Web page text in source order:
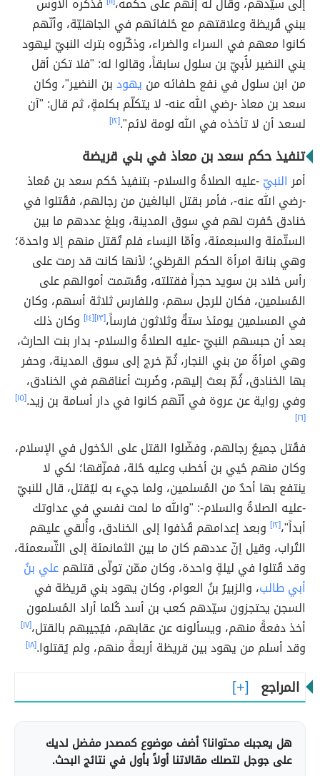
ببني قُريظة وعلاقتهم مع حُلفائهم في الجاهليّة، وأنّهم
كانوا معهم في السراء والضراء، وذكّروه بترك النبيّ ليهود
بني النضير لأُبيّ بن سلول سابقاً، وقالوا له: "فلا تكن أقل
من ابن سلول في نفع حلفائه من يهودبن النضير"، وكان
سعد بن معاذ -رضي الله عنه- لا يتكلّم بكلمةٍ، ثم قال: "آن
لسعد أن لا تأخذه في الله لومة لائم".[١٢]
تنفيذ حكم سعد بن معاذ في بني قريضة
أمرالنبيّ-عليه الصلاةُ والسلام- بتنفيذ حُكم سعد بن مُعاذ
-رضي الله عنه-، فأمر بقتل البالغين من رجالهم، فقُتلوا في
خنادق حُفرت لهم في سوق المدينة، وبلغ عددهم ما بين
الستّمئة والسبعمئة، وأمّا النِساء فلم تُقتل منهم إلا واحدة؛
وهي بنانة امرأة الحكم القرظي؛ لأنها كانت قد رمت على
رأس خلاد بن سويد حجراً فقتلته، وقُسّمت أموالهم على
المُسلمين، فكان للرجل سهم، وللفارس ثلاثة أسهم، وكان
في المسلمين يومئذ ستةٌ وثلاثون فارساً،[١٣] [١٤]
وكان ذلك
بعد أن حبسهم النبيّ -عليه الصلاةُ والسلام- بدار بنت الحارث،
وهي امرأةٌ من بني النجار، ثُمّ خرج إلى سوق المدينة، وحفر
بها الخنادق، ثُمّ بعث إليهم، وضُربت أعناقهم في الخنادق،
وفي رواية عن عروة في أنّهم كانوا في دار أسامة بن زيد.[١٥]
[١٦]
فقُتل جميعُ رجالهم، وفضّلوا القتل على الدُخول في الإسلام،
وكان منهم حُيي بن أخطب وعليه حُلة، فمزّقها؛ لكي لا
ينتفع بها أحدٌ من المُسلمين، ولما جيء به ليُقتل، قال للنبيّ
-عليه الصلاةُ والسلام-: "والله ما لمت نفسي في عداوتك
أبداً"،[١٢]
وبعد إعدامهم قُذفوا إلى الخنادق، وأُلقي عليهم
التُراب، وقيل إنّ عددهم كان ما بين الثمانمئة إلى التِّسعمئة،
وقد قُتلوا في ليلةٍ واحدة، وكان ممّن تولّى قتلهمعلي بنُ
أبي طالب، والزبيرُ بنُ العوام، وكان يهود بني قريظة في
السجن يحتجزون سيّدهم كعب بن أسد كُلما أراد المُسلمون
أخذ دفعةً منهم، ويسألونه عن عقابهم، فيُجيبهم بالقتل،[١٧]
وقد أسلم من يهود بين قريظة أربعةً منهم، ولم يُقتلوا.[١٨]
المراجع
هل يعجبك محتوانا؟ أضف موضوع كمصدر مفضل لديك
على جوجل لتصلك مقالاتنا أولاً بأول في نتائج البحث.